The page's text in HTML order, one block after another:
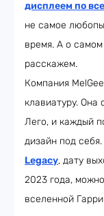
дисплеем по
не самое
время. А о
расскажем.
Компания
клавиатуру. Она
Лего, и каждый
дизайн под
Legacy, дату
2023 года,
вселенной